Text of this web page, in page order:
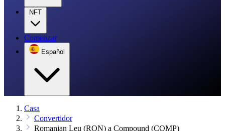
NFT
Comenzar
Español
Casa
Convertidor
Romanian Leu (RON) a Compound (COMP)